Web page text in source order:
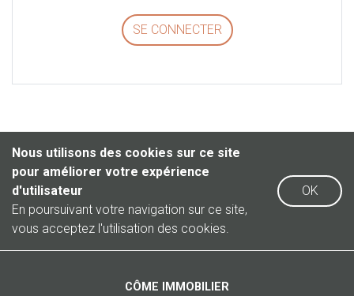
Nous utilisons des cookies sur ce site
pour améliorer votre expérience
d'utilisateur
En poursuivant votre navigation sur ce site,
vous acceptez l'utilisation des cookies.
OK
CÔME IMMOBILIER